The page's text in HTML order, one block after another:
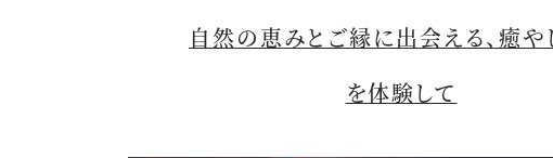
自然の恵みとご縁に出会える、癒
を体験して